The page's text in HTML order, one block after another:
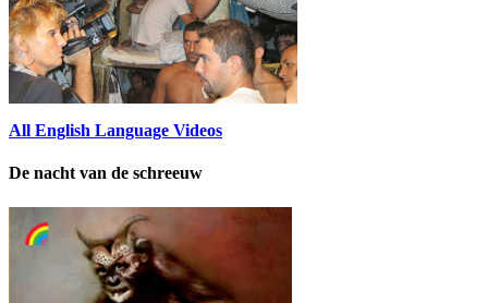
All English Language Videos
De nacht van de schreeuw